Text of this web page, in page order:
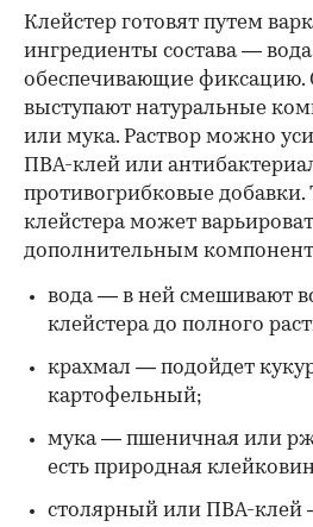
Клейстер готовят путем
ингредиенты состава —
обеспечивающие
выступают натуральные
или мука. Раствор можно
ПВА-клей или
противогрибковые
клейстера может
дополнительным
вода — в ней смешивают
клейстера до полного
крахмал — подойдет
картофельный;
мука — пшеничная или
есть природная
столярный или ПВА-клей